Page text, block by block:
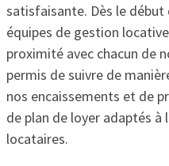
satisfaisante. Dès le début
équipes de gestion
proximité avec chacun de
permis de suivre de
nos encaissements et de
de plan de loyer adaptés
locataires.